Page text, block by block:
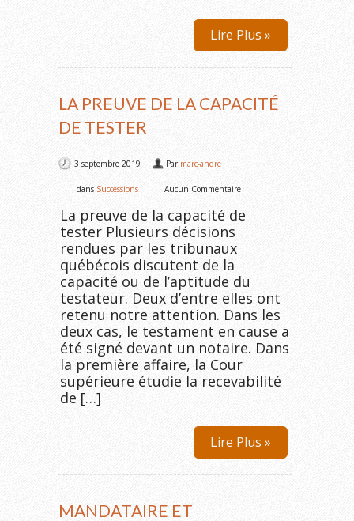
Lire Plus »
LA PREUVE DE LA CAPACITÉ
DE TESTER
3 septembre 2019 Par marc-andre
dans Successions Aucun Commentaire
La preuve de la capacité de
tester Plusieurs décisions
rendues par les tribunaux
québécois discutent de la
capacité ou de l’aptitude du
testateur. Deux d’entre elles ont
retenu notre attention. Dans les
deux cas, le testament en cause a
été signé devant un notaire. Dans
la première affaire, la Cour
supérieure étudie la recevabilité
de […]
Lire Plus »
MANDATAIRE ET